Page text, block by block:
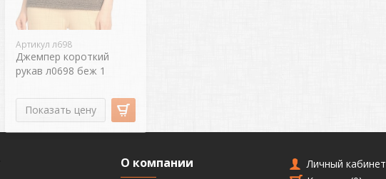
Артикул л698
Джемпер короткий
рукав л0698 беж 1
Показать цену
О компании
Личный кабинет